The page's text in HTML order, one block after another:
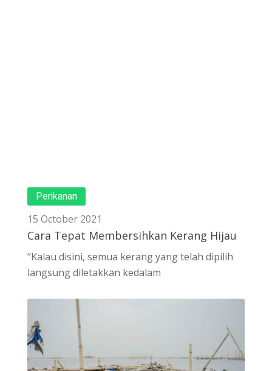
Perikanan
15 October 2021
Cara Tepat Membersihkan Kerang Hijau
“Kalau disini, semua kerang yang telah dipilih
langsung diletakkan kedalam